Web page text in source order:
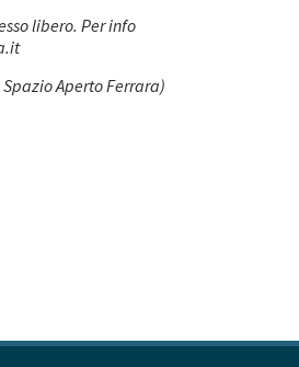
libero. Per info
Aperto Ferrara)